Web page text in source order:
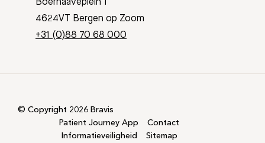
4624VT Bergen op Zoom
+31 (0)88 70 68 000
© Copyright 2026 Bravis
Patient Journey App
Contact
Informatieveiligheid
Sitemap